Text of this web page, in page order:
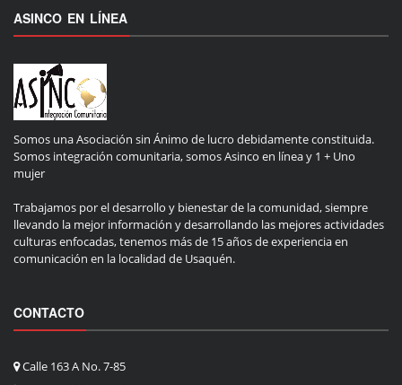
ASINCO EN LÍNEA
Somos una Asociación sin Ánimo de lucro debidamente constituida.
Somos integración comunitaria, somos Asinco en línea y 1 + Uno
mujer
Trabajamos por el desarrollo y bienestar de la comunidad, siempre
llevando la mejor información y desarrollando las mejores actividades
culturas enfocadas, tenemos más de 15 años de experiencia en
comunicación en la localidad de Usaquén.
CONTACTO
Calle 163 A No. 7-85